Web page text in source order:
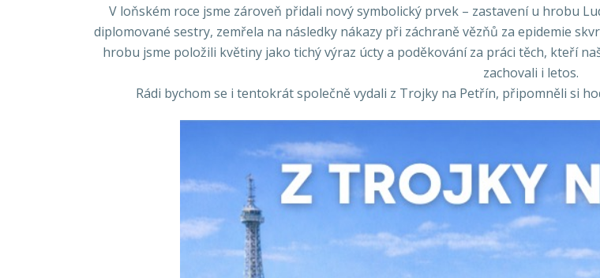
V loňském roce jsme zároveň přidali nový symbolický prvek – zastavení u hrobu
diplomované sestry, zemřela na následky nákazy při záchraně vězňů za epidemie
hrobu jsme položili květiny jako tichý výraz úcty a poděkování za práci těch, kteří
zachovali i letos.
Rádi bychom se i tentokrát společně vydali z Trojky na Petřín, připomněli si